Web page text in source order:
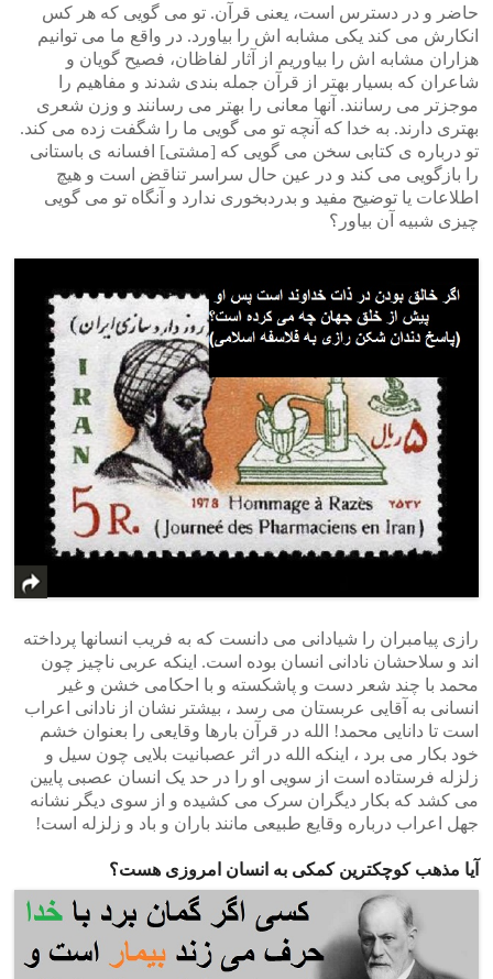
حاضر و در دسترس است، یعنی قرآن. تو می گویی که هر کس
انکارش می کند یکی مشابه اش را بیاورد. در واقع ما می توانیم
هزاران مشابه اش را بیاوریم از آثار لفاظان، فصیح گویان و
شاعران که بسیار بهتر از قرآن جمله بندی شدند و مفاهیم را
موجزتر می رسانند. آنها معانی را بهتر می رسانند و وزن شعری
بهتری دارند. به خدا که آنچه تو می گویی ما را شگفت زده می کند.
تو درباره ی کتابی سخن می گویی که [مشتی] افسانه ی باستانی
را بازگویی می کند و در عین حال سراسر تناقض است و هیچ
اطلاعات یا توضیح مفید و بدردبخوری ندارد و آنگاه تو می گویی
چیزی شبیه آن بیاور؟
رازی پیامبران را شیادانی می دانست که به فریب انسانها پرداخته
اند و سلاحشان نادانی انسان بوده است. اینکه عربی ناچیز چون
محمد با چند شعر دست و پاشکسته و با احکامی خشن و غیر
انسانی به آقایی عربستان می رسد ، بیشتر نشان از نادانی اعراب
است تا دانایی محمد! الله در قرآن بارها وقایعی را بعنوان خشم
خود بکار می برد ، اینکه الله در اثر عصبانیت بلایی چون سیل و
زلزله فرستاده است از سویی او را در حد یک انسان عصبی پایین
می کشد که بکار دیگران سرک می کشیده و از سوی دیگر نشانه
جهل اعراب درباره وقایع طبیعی مانند باران و باد و زلزله است!
آیا مذهب کوچکترین کمکی به انسان امروزی هست؟